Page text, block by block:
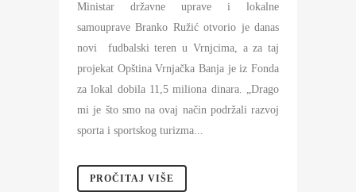
Ministar državne uprave i lokalne
samouprave Branko Ružić otvorio je danas
novi fudbalski teren u Vrnjcima, a za taj
projekat Opština Vrnjačka Banja je iz Fonda
za lokal dobila 11,5 miliona dinara. „Drago
mi je što smo na ovaj način podržali razvoj
sporta i sportskog turizma...
PROČITAJ VIŠE